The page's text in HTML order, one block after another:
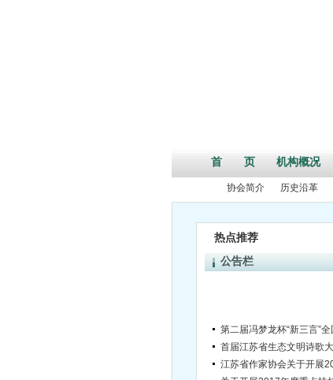
首 页 机构概况
协会简介 历史沿革
热点推荐
公告栏